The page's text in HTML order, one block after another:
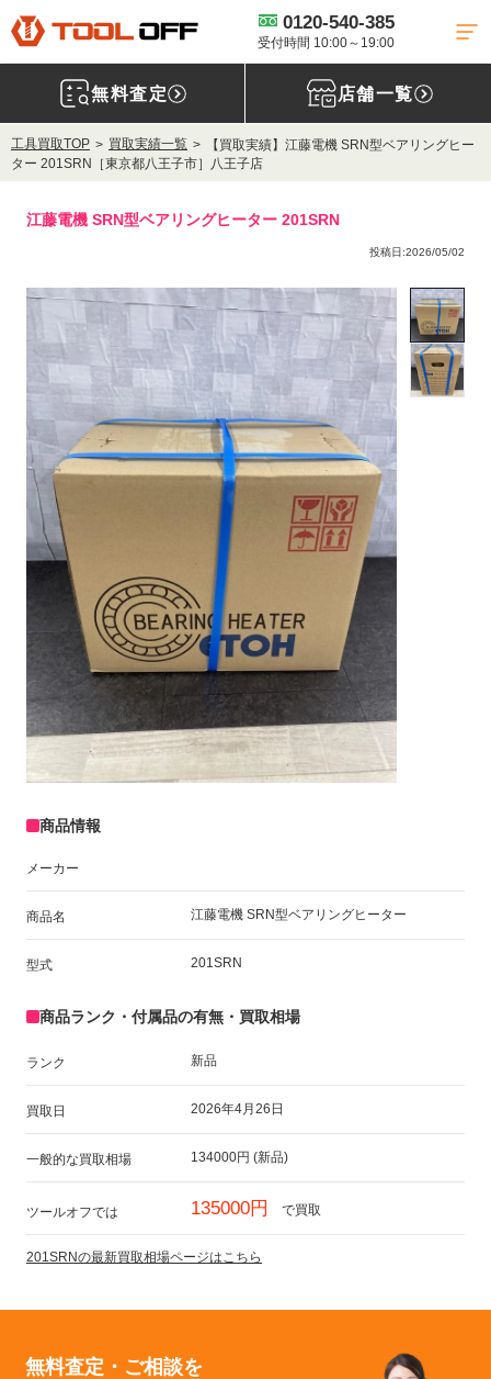
0120-540-385
受付時間 10:00～19:00
無料査定 店舗一覧
工具買取TOP 買取実績一覧
【買取実績】江藤電機 SRN型ベアリングヒー
ター 201SRN［東京都八王子市］八王子店
江藤電機 SRN型ベアリングヒーター 201SRN
投稿日:2026/05/02
商品情報
メーカー
商品名 江藤電機 SRN型ベアリングヒーター
型式 201SRN
商品ランク・付属品の有無・買取相場
ランク 新品
買取日 2026年4月26日
一般的な買取相場 134000円 (新品)
ツールオフでは 135000円 で買取
201SRNの最新買取相場ページはこちら
無料査定・ご相談を